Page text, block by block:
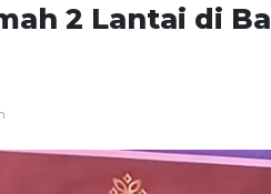
2 Lantai di